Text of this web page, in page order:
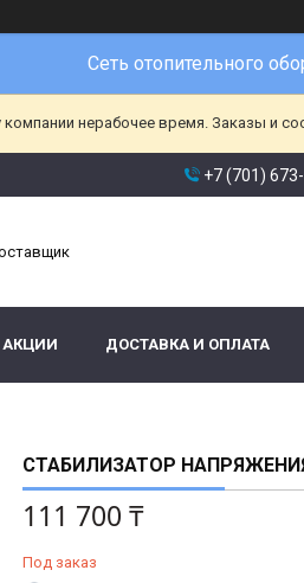
Сеть отопительного
компании нерабочее время. Заказы и
+7 (701)
АКЦИИ ДОСТАВКА И ОПЛАТА
СТАБИЛИЗАТОР
111 700 ₸
Под заказ